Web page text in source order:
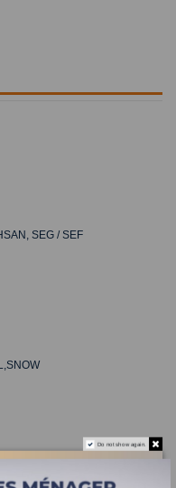
SEG / SEF
Do not show again.